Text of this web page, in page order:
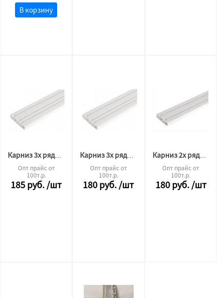
В корзину
Карниз 3х рядный 1.75м
Опт прайс от
100т.р.
185руб./шт
Карниз 3х рядный 1,6м
Опт прайс от
100т.р.
180руб./шт
Карниз 2х рядный 1,75м
Опт прайс от
100т.р.
180руб./шт